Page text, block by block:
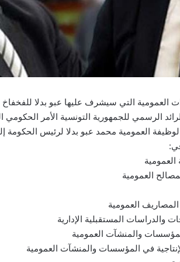
العمومية التي سيشرف عليها عبو بدلا للفخفاخ
الرسمي للجمهورية التونسية الأمر
العمومية محمد عبو بدلا لرئيس الحكومة
العمومية
العمومية
المصاريف العمومية
والدراسات المستقبلية الإدارية
والمنشآت العمومية
في المؤسسات والمنشآت العمومية